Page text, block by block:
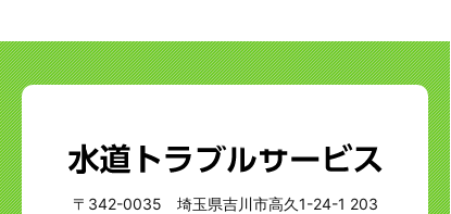
〒342-0035 埼玉県吉川市高久1-24-1 203